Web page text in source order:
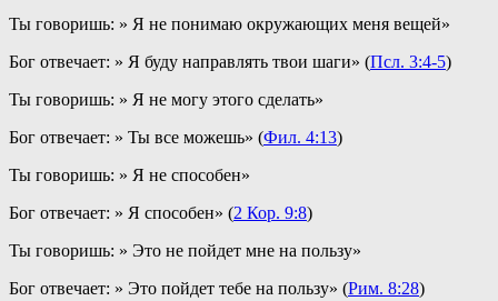
Ты говоришь: » Я не понимаю окружающих меня вещей»
Бог отвечает: » Я буду направлять твои шаги» (Псл. 3:4-5)
Ты говоришь: » Я не могу этого сделать»
Бог отвечает: » Ты все можешь» (Фил. 4:13)
Ты говоришь: » Я не способен»
Бог отвечает: » Я способен» (2 Кор. 9:8)
Ты говоришь: » Это не пойдет мне на пользу»
Бог отвечает: » Это пойдет тебе на пользу» (Рим. 8:28)